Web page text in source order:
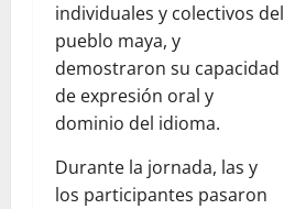
individuales y colectivos del
pueblo maya, y
demostraron su capacidad
de expresión oral y
dominio del idioma.
Durante la jornada, las y
los participantes pasaron